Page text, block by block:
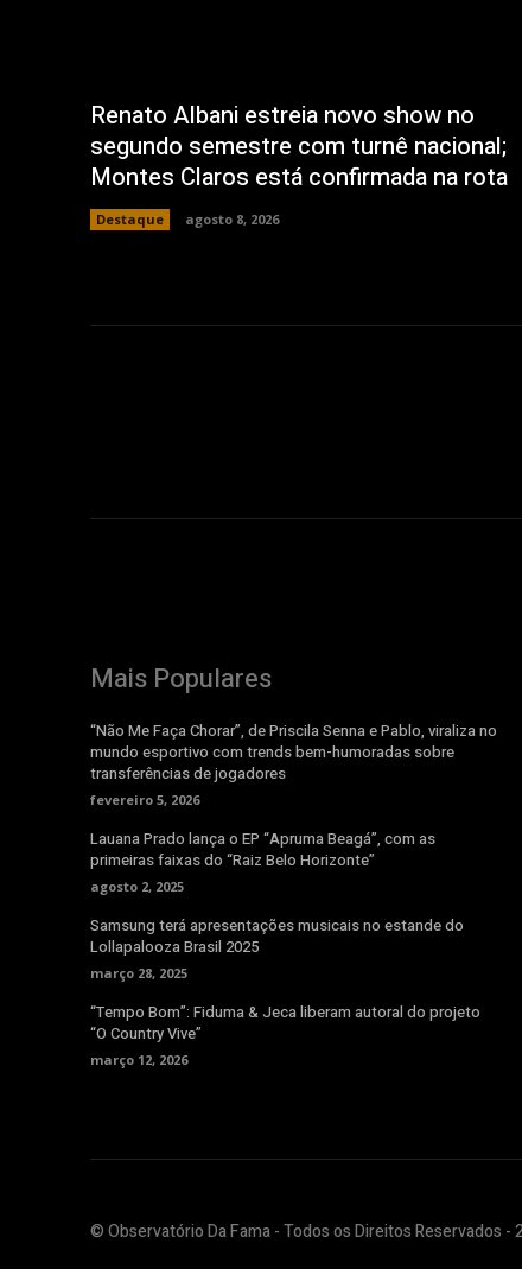
Renato Albani estreia novo show no
segundo semestre com turnê nacional;
Montes Claros está confirmada na rota
Destaque agosto 8, 2026
Mais Populares
“Não Me Faça Chorar”, de Priscila Senna e Pablo, viraliza no
mundo esportivo com trends bem-humoradas sobre
transferências de jogadores
fevereiro 5, 2026
Lauana Prado lança o EP “Apruma Beagá”, com as
primeiras faixas do “Raiz Belo Horizonte”
agosto 2, 2025
Samsung terá apresentações musicais no estande do
Lollapalooza Brasil 2025
março 28, 2025
“Tempo Bom”: Fiduma & Jeca liberam autoral do projeto
“O Country Vive”
março 12, 2026
© Observatório Da Fama - Todos os Direitos Reservados -